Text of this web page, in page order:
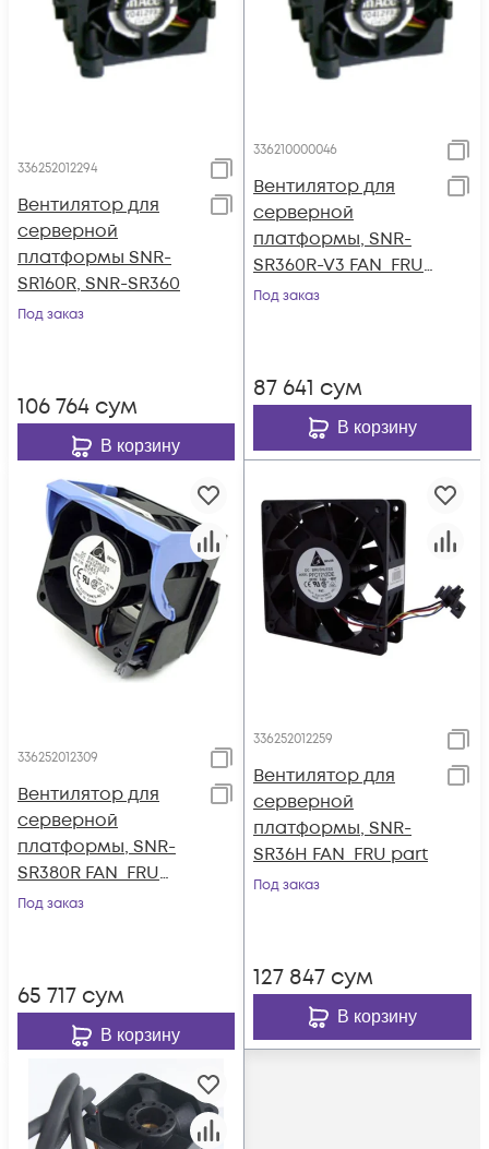
336252012294
Вентилятор для
серверной
платформы SNR-
SR160R, SNR-SR360
Под заказ
106 764 сум
В корзину
336210000046
Вентилятор для
серверной
платформы, SNR-
SR360R-V3 FAN_FRU
part
Под заказ
87 641 сум
В корзину
336252012309
Вентилятор для
серверной
платформы, SNR-
SR380R FAN_FRU
part
Под заказ
65 717 сум
В корзину
336252012259
Вентилятор для
серверной
платформы, SNR-
SR36H FAN_FRU part
Под заказ
127 847 сум
В корзину